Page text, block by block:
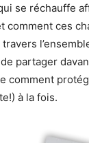
se réchauffe
comment ces
de partager
comment
à la fois.